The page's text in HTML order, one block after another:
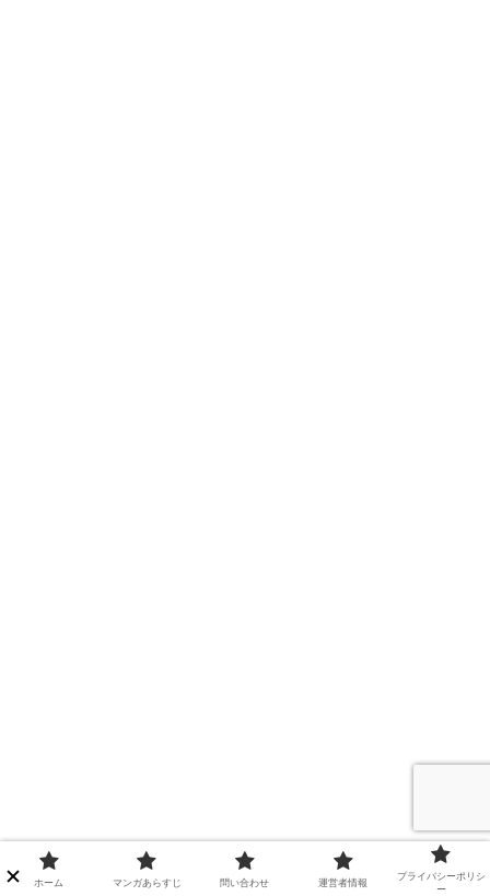
ホーム マンガあらすじ 問い合わせ 運営者情報
プライバシーポリシ
ー